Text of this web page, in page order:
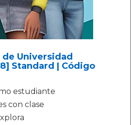
de Universidad
Standard | Código
estudiante
con clase